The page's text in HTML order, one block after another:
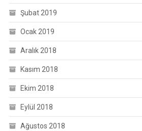
Şubat 2019
Ocak 2019
Aralık 2018
Kasım 2018
Ekim 2018
Eylül 2018
Ağustos 2018